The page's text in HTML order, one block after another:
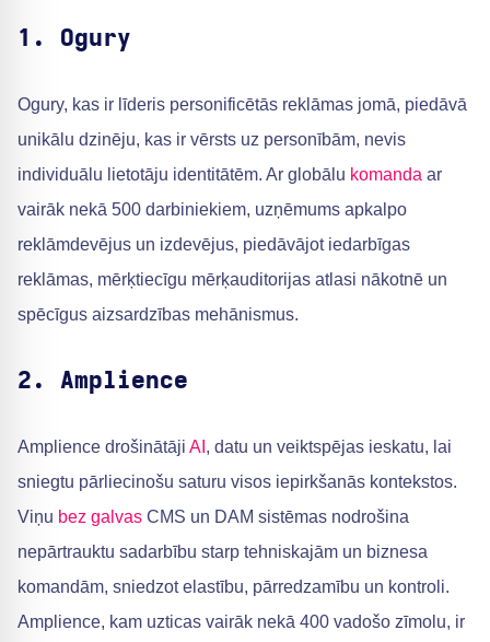
1. Ogury
Ogury, kas ir līderis personificētās reklāmas jomā, piedāvā
unikālu dzinēju, kas ir vērsts uz personībām, nevis
individuālu lietotāju identitātēm. Ar globālu komanda ar
vairāk nekā 500 darbiniekiem, uzņēmums apkalpo
reklāmdevējus un izdevējus, piedāvājot iedarbīgas
reklāmas, mērķtiecīgu mērķauditorijas atlasi nākotnē un
spēcīgus aizsardzības mehānismus.
2. Amplience
Amplience drošinātāji AI , datu un veiktspējas ieskatu, lai
sniegtu pārliecinošu saturu visos iepirkšanās kontekstos.
Viņu bez galvas CMS un DAM sistēmas nodrošina
nepārtrauktu sadarbību starp tehniskajām un biznesa
komandām, sniedzot elastību, pārredzamību un kontroli.
Amplience, kam uzticas vairāk nekā 400 vadošo zīmolu, ir